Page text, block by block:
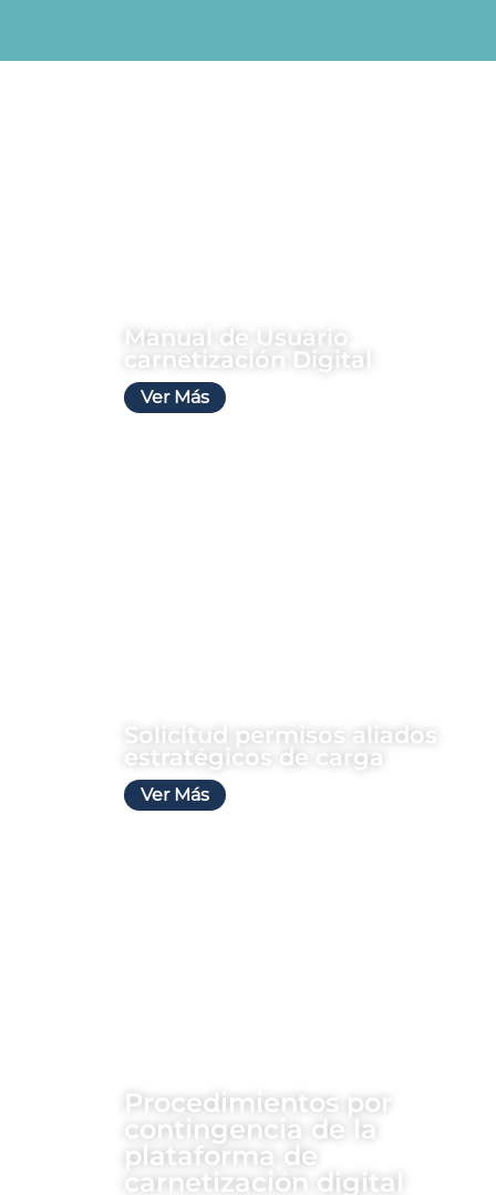
Manual de Usuario
carnetización Digital
Ver Más
Solicitud permisos aliados
estratégicos de carga
Ver Más
Procedimientos por
contingencia de la
plataforma de
carnetización digital